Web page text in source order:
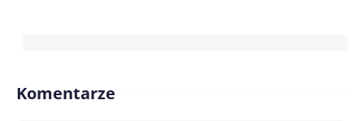
Komentarze